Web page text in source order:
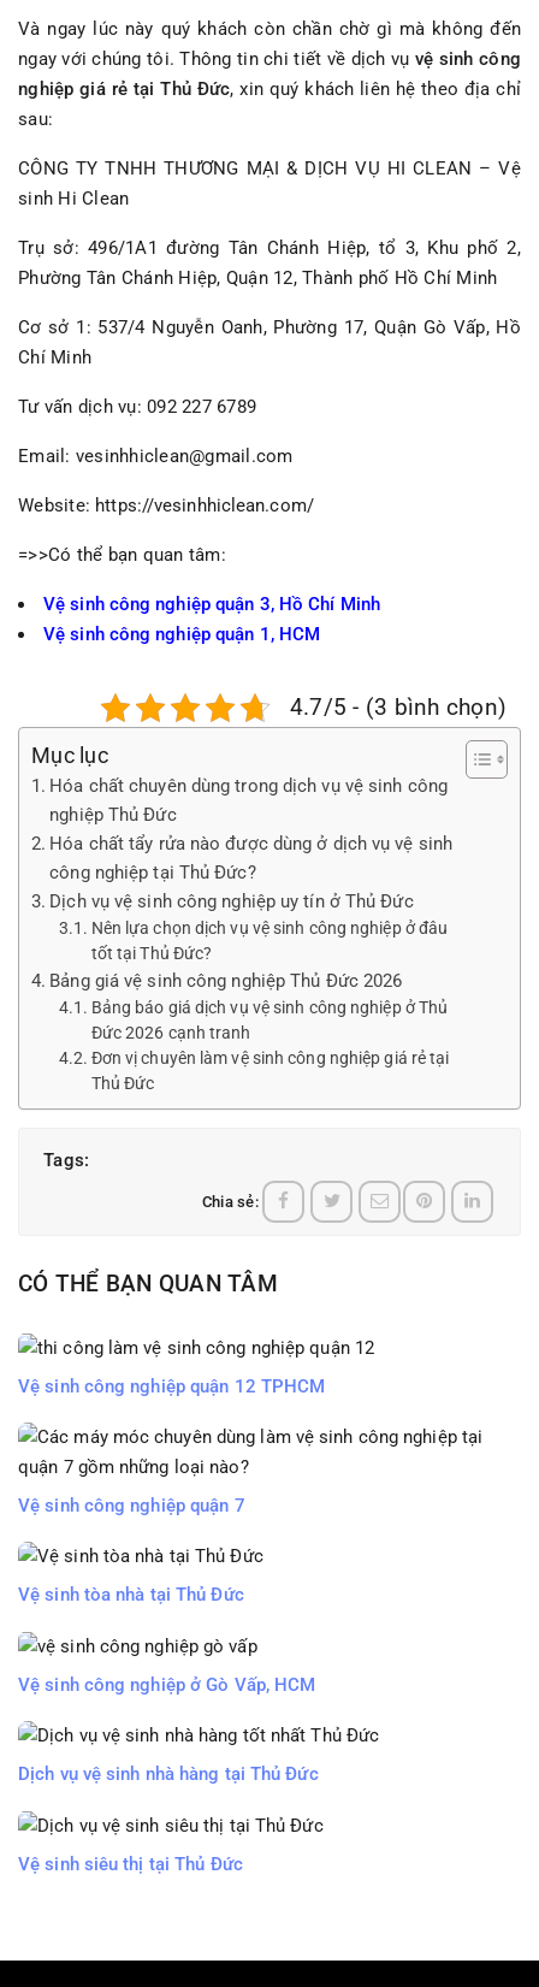
Và ngay lúc này quý khách còn chần chờ gì mà không đến
ngay với chúng tôi. Thông tin chi tiết về dịch vụ vệ sinh công
nghiệp giá rẻ tại Thủ Đức, xin quý khách liên hệ theo địa chỉ
sau:
CÔNG TY TNHH THƯƠNG MẠI & DỊCH VỤ HI CLEAN – Vệ
sinh Hi Clean
Trụ sở: 496/1A1 đường Tân Chánh Hiệp, tổ 3, Khu phố 2,
Phường Tân Chánh Hiệp, Quận 12, Thành phố Hồ Chí Minh
Cơ sở 1: 537/4 Nguyễn Oanh, Phường 17, Quận Gò Vấp, Hồ
Chí Minh
Tư vấn dịch vụ: 092 227 6789
Email: vesinhhiclean@gmail.com
Website: https://vesinhhiclean.com/
=>>Có thể bạn quan tâm:
Vệ sinh công nghiệp quận 3, Hồ Chí Minh
Vệ sinh công nghiệp quận 1, HCM
4.7/5 - (3 bình chọn)
Mục lục
Hóa chất chuyên dùng trong dịch vụ vệ sinh công
nghiệp Thủ Đức
Hóa chất tẩy rửa nào được dùng ở dịch vụ vệ sinh
công nghiệp tại Thủ Đức?
Dịch vụ vệ sinh công nghiệp uy tín ở Thủ Đức
Nên lựa chọn dịch vụ vệ sinh công nghiệp ở đâu
tốt tại Thủ Đức?
Bảng giá vệ sinh công nghiệp Thủ Đức 2026
Bảng báo giá dịch vụ vệ sinh công nghiệp ở Thủ
Đức 2026 cạnh tranh
Đơn vị chuyên làm vệ sinh công nghiệp giá rẻ tại
Thủ Đức
Tags:
Chia sẻ:
CÓ THỂ BẠN QUAN TÂM
Vệ sinh công nghiệp quận 12 TPHCM
Vệ sinh công nghiệp quận 7
Vệ sinh tòa nhà tại Thủ Đức
Vệ sinh công nghiệp ở Gò Vấp, HCM
Dịch vụ vệ sinh nhà hàng tại Thủ Đức
Vệ sinh siêu thị tại Thủ Đức